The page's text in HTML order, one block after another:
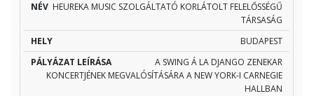
HEUREKA MUSIC SZOLGÁLTATÓ KORLÁTOLT FELELŐSSÉGŰ
TÁRSASÁG
BUDAPEST
A SWING Á LA DJANGO ZENEKAR
KONCERTJÉNEK MEGVALÓSÍTÁSÁRA A NEW YORK-I CARNEGIE
HALLBAN